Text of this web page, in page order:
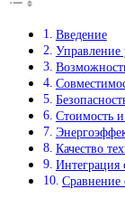
Введение
Стоимость
Качество
Сравнение